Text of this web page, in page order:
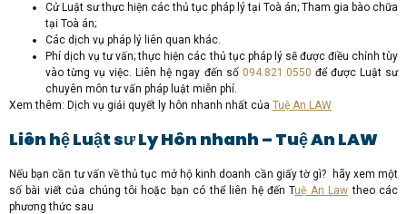
Cử Luật sư thực hiện các thủ tục pháp lý tại Toà án; Tham gia bào chữa
tại Toà án;
Các dịch vụ pháp lý liên quan khác.
Phí dịch vụ tư vấn; thực hiện các thủ tục pháp lý sẽ được điều chỉnh tùy
vào từng vụ việc. Liên hệ ngay đến số 094.821.0550 để được Luật sư
chuyên môn tư vấn pháp luật miễn phí.
Xem thêm: Dịch vụ giải quyết ly hôn nhanh nhất của Tuệ An LAW
Liên hệ Luật sư Ly Hôn nhanh – Tuệ An LAW
Nếu bạn cần tư vấn về thủ tục mở hộ kinh doanh cần giấy tờ gì? hãy xem một
số bài viết của chúng tôi hoặc bạn có thể liên hệ đến Tuệ An Law theo các
phương thức sau